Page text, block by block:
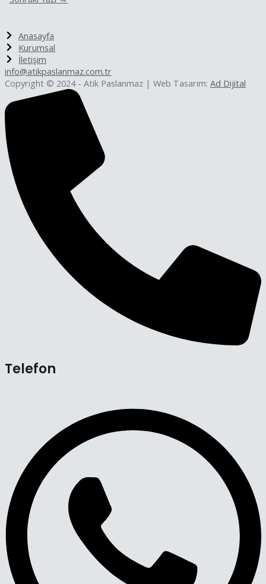
Anasayfa
Kurumsal
İletişim
info@atikpaslanmaz.com.tr
Copyright © 2024 - Atik Paslanmaz | Web Tasarım: Ad Dijital
Telefon